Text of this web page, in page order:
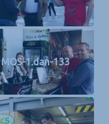
MOS-1.dan-133